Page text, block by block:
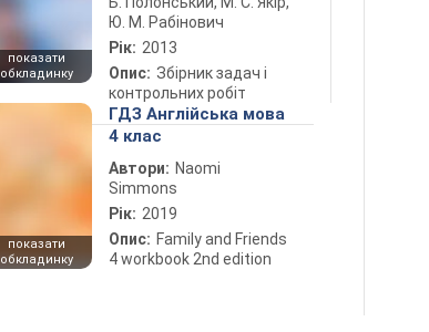
показати
обкладинку
Ю. М. Рабінович
Рік: 2013
Опис: Збірник задач і
контрольних робіт
показати
обкладинку
ГДЗ Англійська мова
4 клас
Автори: Naomi
Simmons
Рік: 2019
Опис: Family and Friends
4 workbook 2nd edition